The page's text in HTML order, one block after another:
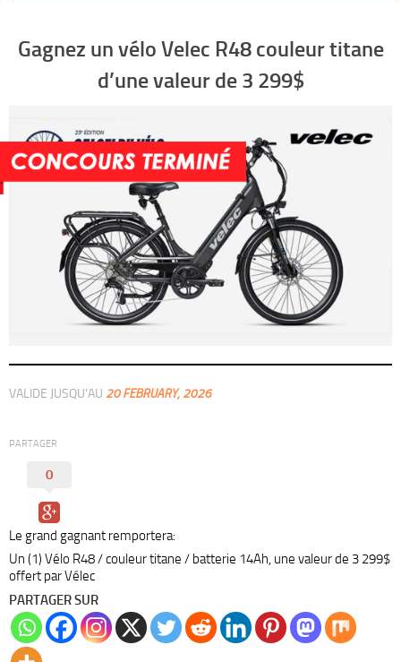
Gagnez un vélo Velec R48 couleur titane
d’une valeur de 3 299$
VALIDE JUSQU'AU 20 FEBRUARY, 2026
PARTAGER
0
Le grand gagnant remportera:
Un (1) Vélo R48 / couleur titane / batterie 14Ah, une valeur de 3 299$
offert par Vélec
PARTAGER SUR